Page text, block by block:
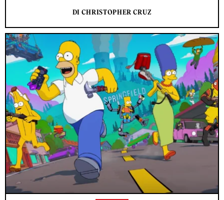
DI CHRISTOPHER CRUZ